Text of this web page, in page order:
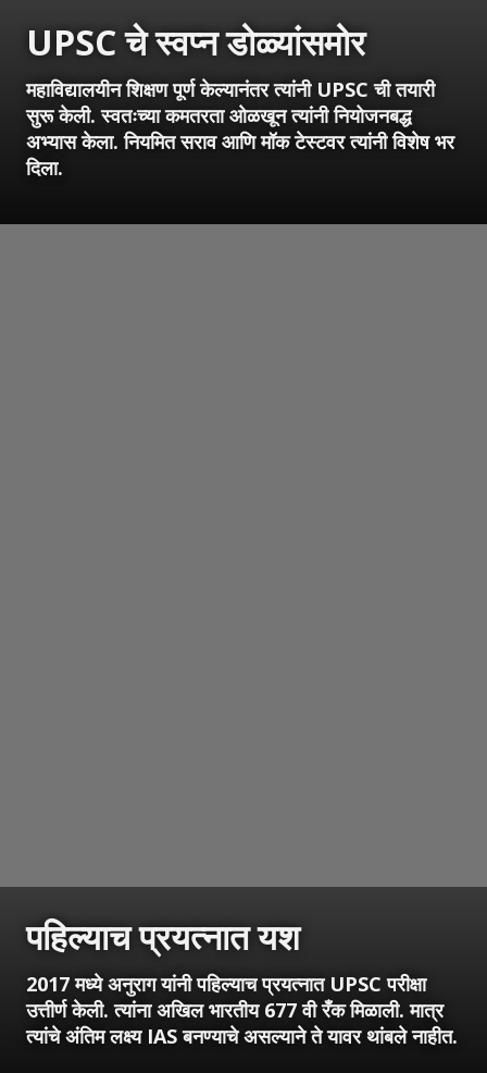
UPSC चे स्वप्न डोळ्यांसमोर
महाविद्यालयीन शिक्षण पूर्ण केल्यानंतर त्यांनी UPSC ची तयारी
सुरू केली. स्वतःच्या कमतरता ओळखून त्यांनी नियोजनबद्ध
अभ्यास केला. नियमित सराव आणि मॉक टेस्टवर त्यांनी विशेष भर
दिला.
पहिल्याच प्रयत्नात यश
2017 मध्ये अनुराग यांनी पहिल्याच प्रयत्नात UPSC परीक्षा
उत्तीर्ण केली. त्यांना अखिल भारतीय 677 वी रँक मिळाली. मात्र
त्यांचे अंतिम लक्ष्य IAS बनण्याचे असल्याने ते यावर थांबले नाहीत.